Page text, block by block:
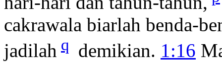
cakrawala biarlah benda-
jadilah q demikian. 1:16